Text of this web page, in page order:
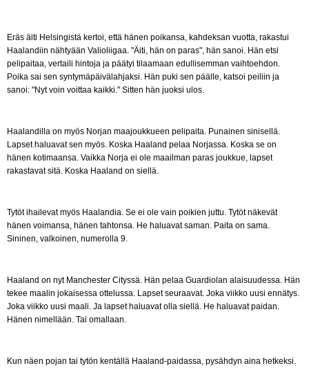
Eräs äiti Helsingistä kertoi, että hänen poikansa, kahdeksan vuotta, rakastui
Haalandiin nähtyään Valioliigaa. "Äiti, hän on paras", hän sanoi. Hän etsi
pelipaitaa, vertaili hintoja ja päätyi tilaamaan edullisemman vaihtoehdon.
Poika sai sen syntymäpäivälahjaksi. Hän puki sen päälle, katsoi peiliin ja
sanoi: "Nyt voin voittaa kaikki." Sitten hän juoksi ulos.
Haalandilla on myös Norjan maajoukkueen pelipaita. Punainen sinisellä.
Lapset haluavat sen myös. Koska Haaland pelaa Norjassa. Koska se on
hänen kotimaansa. Vaikka Norja ei ole maailman paras joukkue, lapset
rakastavat sitä. Koska Haaland on siellä.
Tytöt ihailevat myös Haalandia. Se ei ole vain poikien juttu. Tytöt näkevät
hänen voimansa, hänen tahtonsa. He haluavat saman. Paita on sama.
Sininen, valkoinen, numerolla 9.
Haaland on nyt Manchester Cityssä. Hän pelaa Guardiolan alaisuudessa. Hän
tekee maalin jokaisessa ottelussa. Lapset seuraavat. Joka viikko uusi ennätys.
Joka viikko uusi maali. Ja lapset haluavat olla siellä. He haluavat paidan.
Hänen nimellään. Tai omallaan.
Kun näen pojan tai tytön kentällä Haaland-paidassa, pysähdyn aina hetkeksi.